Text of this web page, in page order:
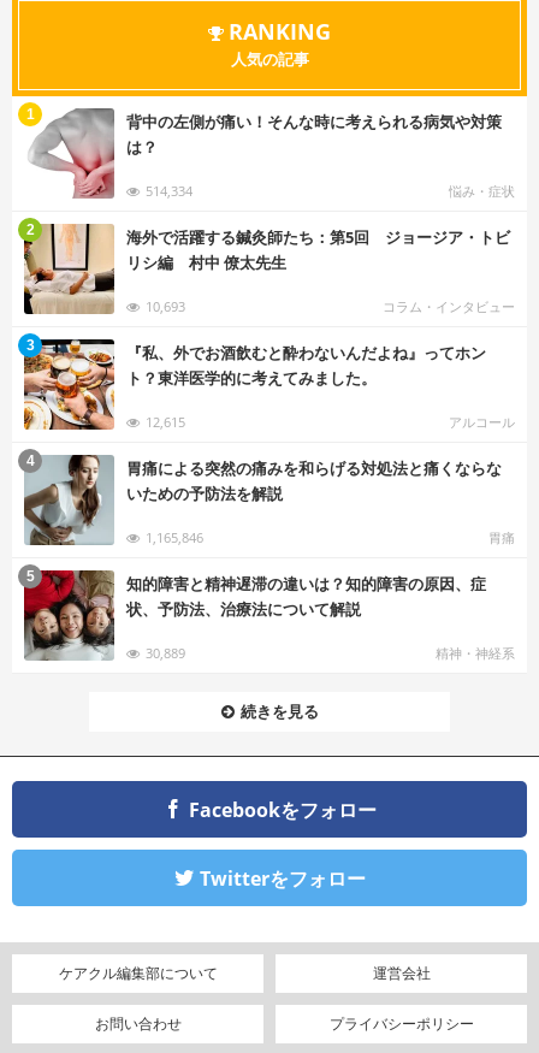
RANKING
人気の記事
背中の左側が痛い！そんな時に考えられる病気や対策
は？
514,334 悩み・症状
1
海外で活躍する鍼灸師たち：第5回 ジョージア・トビ
リシ編 村中 僚太先生
10,693 コラム・インタビュー
2
『私、外でお酒飲むと酔わないんだよね』ってホン
ト？東洋医学的に考えてみました。
12,615 アルコール
3
胃痛による突然の痛みを和らげる対処法と痛くならな
いための予防法を解説
1,165,846 胃痛
4
知的障害と精神遅滞の違いは？知的障害の原因、症
状、予防法、治療法について解説
30,889 精神・神経系
5
続きを見る
Facebookをフォロー
Twitterをフォロー
ケアクル編集部について 運営会社
お問い合わせ プライバシーポリシー